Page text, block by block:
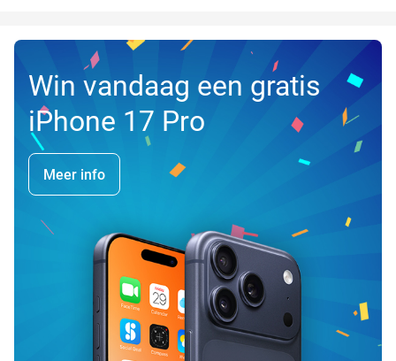
Win vandaag een gratis
iPhone 17 Pro
Meer info